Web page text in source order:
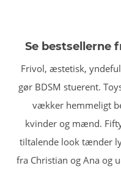
Se bestsellerne
Frivol, æstetisk,
gør BDSM stuerent.
vækker hemmeligt
kvinder og mænd.
tiltalende look tænder
fra Christian og Ana og